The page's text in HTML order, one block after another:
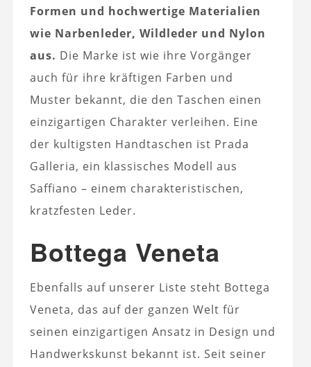
Formen und hochwertige Materialien
wie Narbenleder, Wildleder und Nylon
aus. Die Marke ist wie ihre Vorgänger
auch für ihre kräftigen Farben und
Muster bekannt, die den Taschen einen
einzigartigen Charakter verleihen. Eine
der kultigsten Handtaschen ist Prada
Galleria, ein klassisches Modell aus
Saffiano – einem charakteristischen,
kratzfesten Leder.
Bottega Veneta
Ebenfalls auf unserer Liste steht Bottega
Veneta, das auf der ganzen Welt für
seinen einzigartigen Ansatz in Design und
Handwerkskunst bekannt ist. Seit seiner